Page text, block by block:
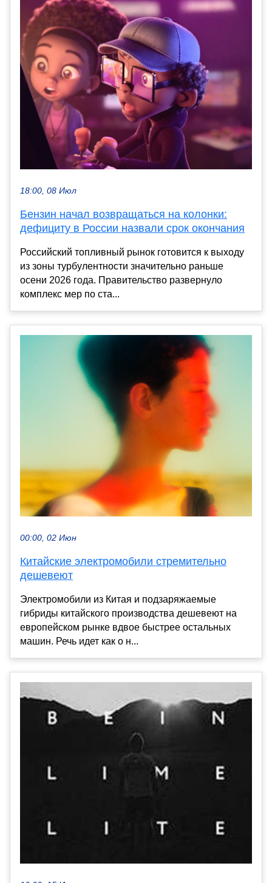
18:00, 08 Июл
Бензин начал возвращаться на колонки:
дефициту в России назвали срок окончания
Российский топливный рынок готовится к выходу
из зоны турбулентности значительно раньше
осени 2026 года. Правительство развернуло
комплекс мер по ста...
00:00, 02 Июн
Китайские электромобили стремительно
дешевеют
Электромобили из Китая и подзаряжаемые
гибриды китайского производства дешевеют на
европейском рынке вдвое быстрее остальных
машин. Речь идет как о н...